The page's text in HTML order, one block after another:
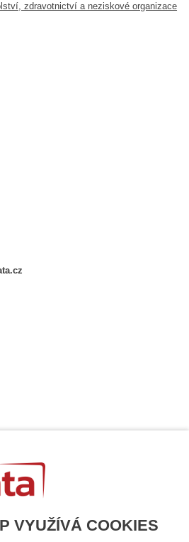
VYUŽÍVÁ COOKIES
zdravotnictví a neziskové organizace